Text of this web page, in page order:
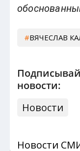
ВЯЧЕСЛАВ
новости:
Новости
Новости